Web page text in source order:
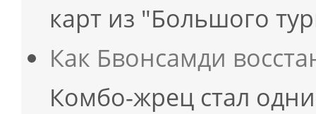
карт из "Большого
Как Бвонсамди
Комбо-жрец стал